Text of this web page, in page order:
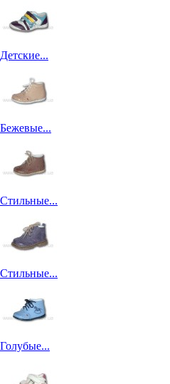
Детские...
Бежевые...
Стильные...
Стильные...
Голубые...